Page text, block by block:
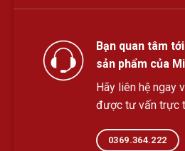
Bạn quan tâm
sản phẩm của
Hãy liên hệ ngay
được tư vấn trực
0369.364.222